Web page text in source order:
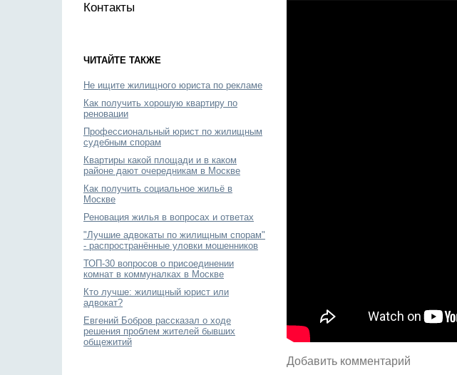
Контакты
ЧИТАЙТЕ ТАКЖЕ
Не ищите жилищного юриста по рекламе
Как получить хорошую квартиру по
реновации
Профессиональный юрист по жилищным
судебным спорам
Квартиры какой площади и в каком
районе дают очередникам в Москве
Как получить социальное жильё в
Москве
Реновация жилья в вопросах и ответах
"Лучшие адвокаты по жилищным спорам"
- распространённые уловки мошенников
ТОП-30 вопросов о присоединении
комнат в коммуналках в Москве
Кто лучше: жилищный юрист или
адвокат?
Евгений Бобров рассказал о ходе
решения проблем жителей бывших
общежитий
Добавить комментарий